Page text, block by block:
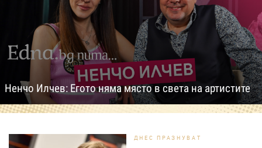
Ненчо Илчев: Егото няма място в света на артистите
ДНЕС ПРАЗНУВАТ